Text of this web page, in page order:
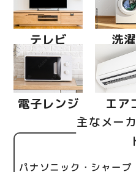
テレビ 洗
電子レンジ エア
主なメー
パナソニック・シャー